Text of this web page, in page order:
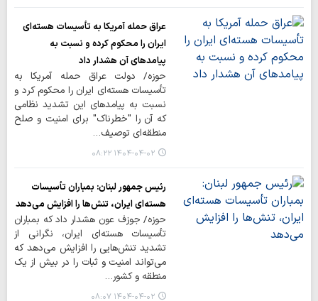
عراق حمله آمریکا به تأسیسات هسته‌ای
ایران را محکوم کرده و نسبت به
پیامدهای آن هشدار داد
حوزه/ دولت عراق حمله آمریکا به
تأسیسات هسته‌ای ایران را محکوم کرد و
نسبت به پیامدهای این تشدید نظامی
که آن را "خطرناک" برای امنیت و صلح
منطقه‌ای توصیف…
۱۴۰۴-۰۴-۰۲ ۰۸:۲۲
رئیس جمهور لبنان: بمباران تأسیسات
هسته‌ای ایران، تنش‌ها را افزایش می‌دهد
حوزه/ جوزف عون هشدار داد که بمباران
تأسیسات هسته‌ای ایران، نگرانی از
تشدید تنش‌هایی را افزایش می‌دهد که
می‌تواند امنیت و ثبات را در بیش از یک
منطقه و کشور…
۱۴۰۴-۰۴-۰۲ ۰۸:۰۷